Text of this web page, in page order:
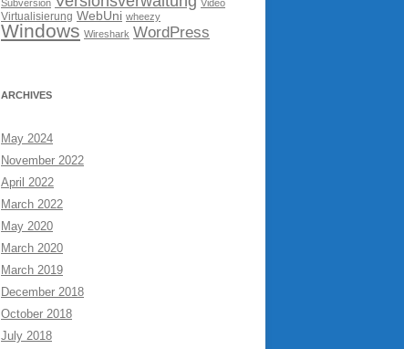
Subversion
Video
Virtualisierung WebUni wheezy
Windows Wireshark WordPress
ARCHIVES
May 2024
November 2022
April 2022
March 2022
May 2020
March 2020
March 2019
December 2018
October 2018
July 2018